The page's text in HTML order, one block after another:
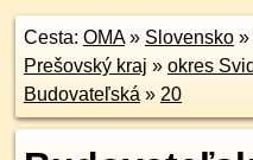
Cesta: OMA» Slovensko »
Prešovský kraj » okres
Budovateľská » 20